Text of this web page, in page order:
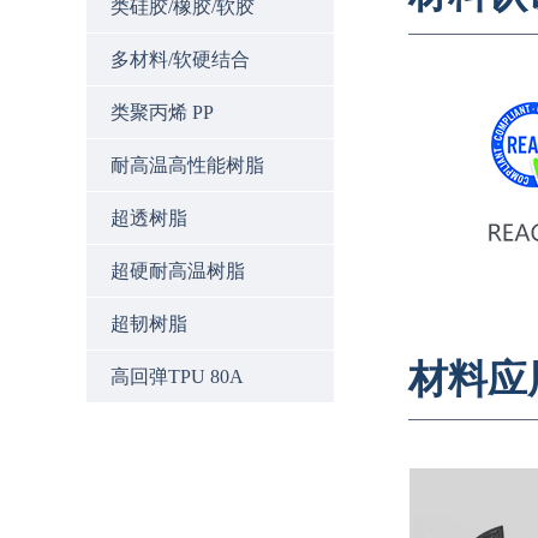
类硅胶/橡胶/软胶
多材料/软硬结合
类聚丙烯 PP
耐高温高性能树脂
超透树脂
超硬耐高温树脂
超韧树脂
高回弹TPU 80A 材料应